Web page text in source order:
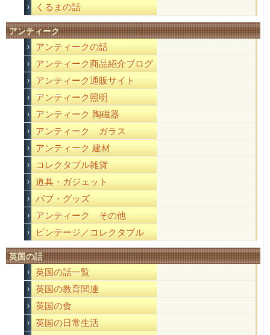
くるまの話
アンティーク
アンティークの話
アンティーク商品紹介ブログ
アンティーク通販サイト
アンティーク照明
アンティーク 陶磁器
アンティーク ガラス
アンティーク 建材
コレクタブル雑貨
道具・ガジェット
パブ・グッズ
アンティーク その他
ビンテージ／コレクタブル
英国の話
英国の話一覧
英国の教育関連
英国の食
英国の日常生活